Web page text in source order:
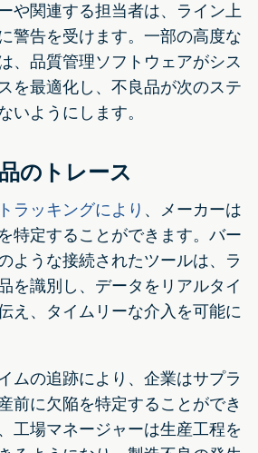
や関連する担当者は、ライン上
警告を受けます。一部の高度な
、品質管理ソフトウェアがシス
を最適化し、不良品が次のステ
いようにします。
のトレース
ラッキングにより 、メーカーは
特定することができます。バー
ような接続されたツールは、ラ
を識別し、データをリアルタイ
え、タイムリーな介入を可能に
ムの追跡により、企業はサプラ
前に欠陥を特定することができ
工場マネージャーは生産工程を